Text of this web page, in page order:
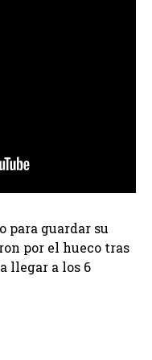
para guardar su
por el hueco tras
llegar a los 6